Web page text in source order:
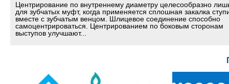
Центрирование по внутреннему диаметру целесообразно
для зубчатых муфт, когда применяется сплошная закалка
вместе с зубчатым венцом. Шлицевое соединение способно
самоцентрироваться. Центрированием по боковым сторонам
выступов улучшают...